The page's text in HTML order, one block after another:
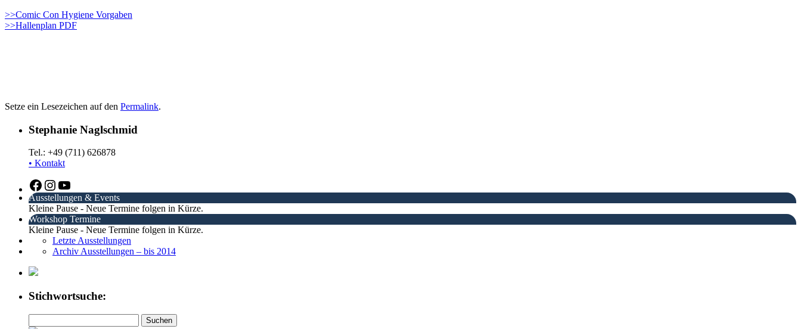
>>Comic Con Hygiene Vorgaben
>>Hallenplan PDF
Setze ein Lesezeichen auf den Permalink.
Stephanie Naglschmid
Tel.: +49 (711) 626878
• Kontakt
Facebook
Instagram
YouTube
Ausstellungen & Events
Kleine Pause - Neue Termine folgen in Kürze.
Workshop Termine
Kleine Pause - Neue Termine folgen in Kürze.
Letzte Ausstellungen
Archiv Ausstellungen – bis 2014
Stichwortsuche: